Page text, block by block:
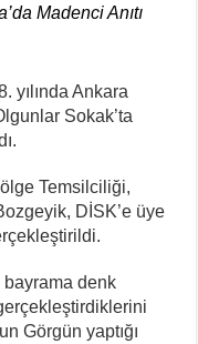
Madenci Anıtı
yılında Ankara
Sokak’ta
Temsilciliği,
DİSK’e üye
bayrama denk
Görgün yaptığı